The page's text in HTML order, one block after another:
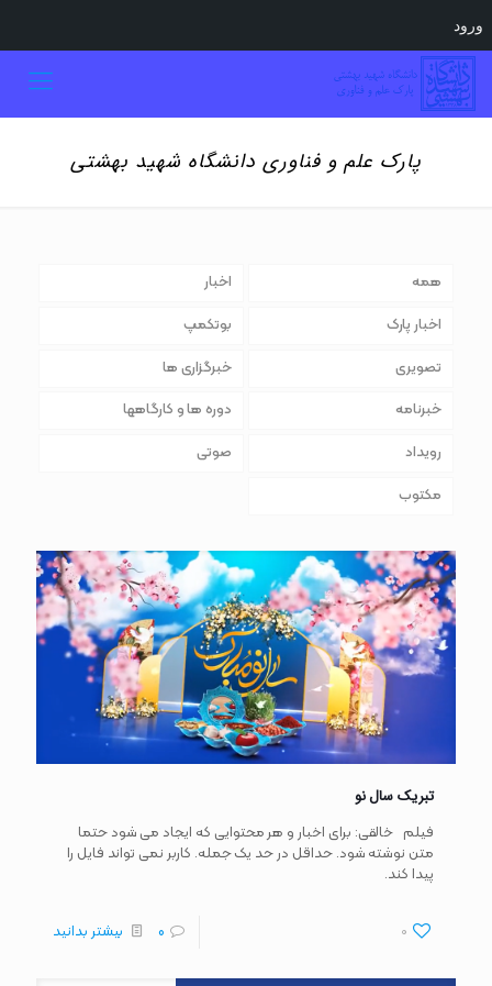
پارک علم و فناوری دانشگاه شهید بهشتی
همه
اخبار
اخبار پارک
بوتکمپ
تصویری
خبرگزاری ها
خبرنامه
دوره ها و کارگاهها
رویداد
صوتی
مکتوب
تبریک سال نو
فیلم خالقی: برای اخبار و هر محتوایی که ایجاد می شود حتما
متن نوشته شود. حداقل در حد یک جمله. کاربر نمی تواند فایل را
پیدا کند.
0
0 بیشتر بدانید
ورود